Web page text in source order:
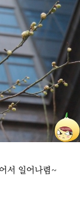
서 일어나렴~